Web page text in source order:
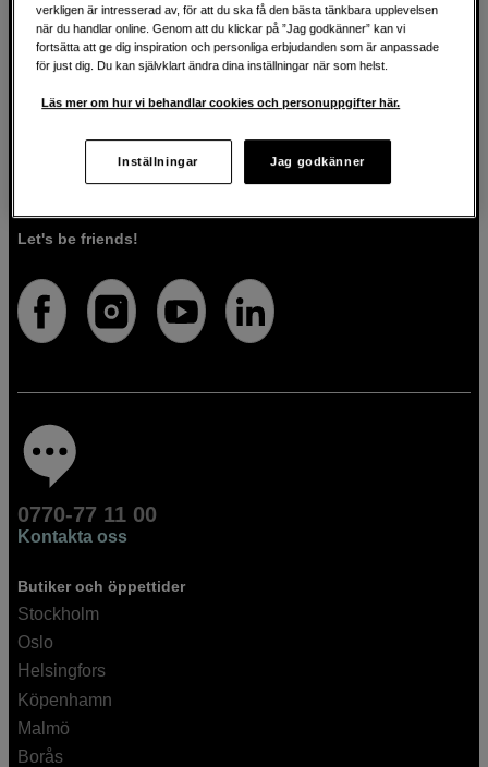
På Scandinavian Photo har vi i över 40 år hjälpt kreativa
människor att förverkliga sina visioner inom fotografi, ljud,
video, film, musik, konst och teknologi. Vi brinner för både
tekniken och människorna som använder den. Vi vet att
för att guida dig så att du väljer rätt produkter för det du vill
säkerställer vi att du får den utrustning som passar dig
Let's be friends!
0770-77 11 00
Kontakta oss
Butiker och öppettider
Stockholm
Oslo
Helsingfors
Köpenhamn
Malmö
Borås
verkligen är intresserad av, för att du ska få den bästa tänkbara upplevelsen
när du handlar online. Genom att du klickar på ”Jag godkänner” kan vi
fortsätta att ge dig inspiration och personliga erbjudanden som är anpassade
för just dig. Du kan självklart ändra dina inställningar när som helst.
Läs mer om hur vi behandlar cookies och personuppgifter här.
Inställningar Jag godkänner